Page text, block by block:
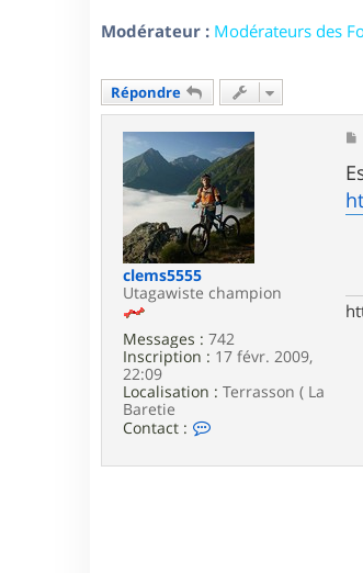
Modérateur : Modérateurs des
Répondre
clems5555
Utagawiste champion
Messages : 742
Inscription : 17 févr. 2009,
22:09
Localisation : Terrasson ( La
Baretie
Contact :
s